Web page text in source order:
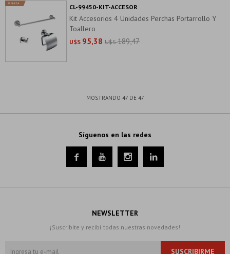
Kit Accesorios 4 Unidades Perchas Portarrollo Y
Toallero
U$S 95,38 U$S 189,47
CL-99450-KIT-ACCESOR
MOSTRANDO 47DE 47
Síguenos en las redes
   
NEWSLETTER
¡Suscribite y recibí todas nuestras novedades!
SUSCRIBIRME